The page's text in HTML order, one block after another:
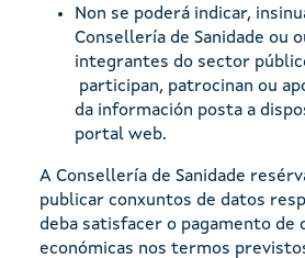
Non se poderá indicar,
Consellería de Sanidade ou
integrantes do sector
participan, patrocinan ou
da información posta a
portal web.
A Consellería de Sanidade
publicar conxuntos de datos
deba satisfacer o pagamento de
económicas nos termos